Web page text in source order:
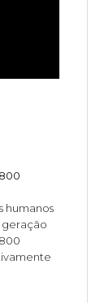
humanos
geração